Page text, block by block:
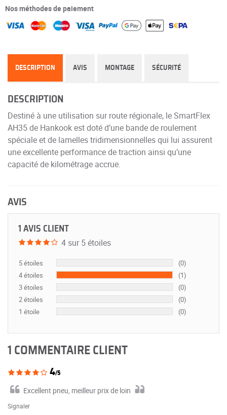
Nos méthodes de paiement
DESCRIPTION AVIS MONTAGE SÉCURITÉ
DESCRIPTION
Destiné à une utilisation sur route régionale, le SmartFlex
AH35 de Hankook est doté d’une bande de roulement
spéciale et de lamelles tridimensionnelles qui lui assurent
une excellente performance de traction ainsi qu’une
capacité de kilométrage accrue.
AVIS
1 AVIS CLIENT
4 sur 5 étoiles
5 étoiles
(0)
4 étoiles
(1)
3 étoiles
(0)
2 étoiles
(0)
1 étoile
(0)
1 COMMENTAIRE CLIENT
4/5
Excellent pneu, meilleur prix de loin
Signaler